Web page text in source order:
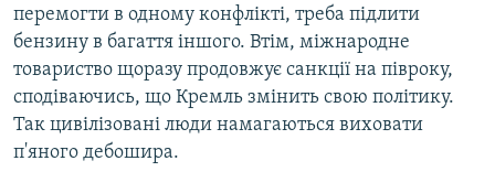
перемогти в одному конфлікті, треба підлити
бензину в багаття іншого. Втім, міжнародне
товариство щоразу продовжує санкції на півроку,
сподіваючись, що Кремль змінить свою політику.
Так цивілізовані люди намагаються виховати
п'яного дебошира.